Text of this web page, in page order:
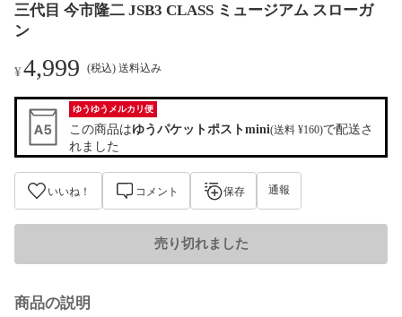
三代目 今市隆二 JSB3 CLASS ミュージアム スローガ
ン
¥4,999 (税込) 送料込み
ゆうゆうメルカリ便
この商品はゆうパケットポストmini(送料 ¥160)で配送さ
れました
いいね！ コメント 保存 通報
売り切れました
商品の説明